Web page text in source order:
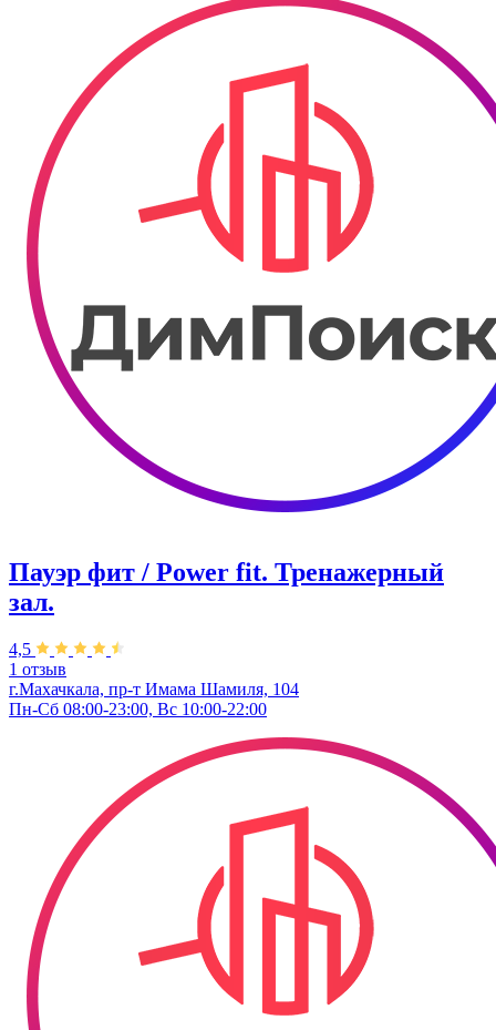
Пауэр фит / Power fit. Тренажерный
зал.
4,5
1 отзыв
г.Махачкала, пр-т Имама Шамиля, 104
Пн-Сб 08:00-23:00, Вс 10:00-22:00